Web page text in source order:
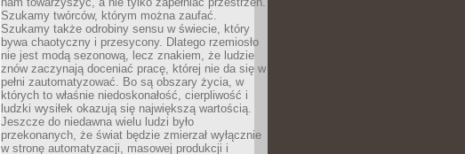
Szukamy twórców, którym można zaufać.
Szukamy także odrobiny sensu w świecie, który
bywa chaotyczny i przesycony. Dlatego rzemiosło
nie jest modą sezonową, lecz znakiem, że ludzie
znów zaczynają doceniać pracę, której nie da się w
pełni zautomatyzować. Bo są obszary życia, w
których to właśnie niedoskonałość, cierpliwość i
ludzki wysiłek okazują się największą wartością.
Jeszcze do niedawna wielu ludzi było
przekonanych, że świat będzie zmierzał wyłącznie
w stronę automatyzacji, masowej produkcji i